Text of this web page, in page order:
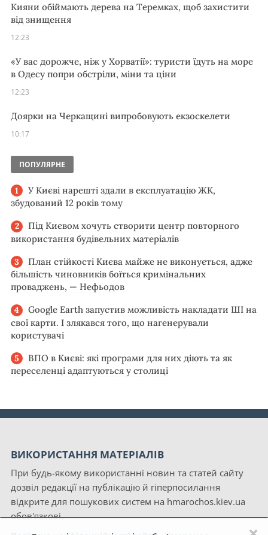
Кияни обіймають дерева на Теремках, щоб захистити
від знищення
12:23
«У вас дорожче, ніж у Хорватії»: туристи їдуть на море
в Одесу попри обстріли, міни та ціни
12:23
Доярки на Черкащині випробовують екзоскелети
10:17
ПОПУЛЯРНЕ
У Києві нарешті здали в експлуатацію ЖК,
збудований 12 років тому
Під Києвом хочуть створити центр повторного
використання будівельних матеріалів
План стійкості Києва майже не виконується, адже
більшість чиновників боїться кримінальних
проваджень, — Нефьодов
Google Earth запустив можливість накладати ШІ на
свої карти. І злякався того, що нагенерували
користувачі
ВПО в Києві: які програми для них діють та як
переселенці адаптуються у столиці
ВИКОРИСТАННЯ МАТЕРІАЛІВ
При будь-якому використанні новин та статей сайту
дозвіл редакції на публікацію й гіперпосилання
відкрите для пошукових систем на hmarochos.kiev.ua
обов'язкові.